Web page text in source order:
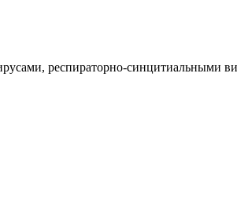
респираторно-синцитиальными